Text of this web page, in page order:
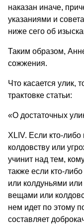
наказан иначе,
указаниями и
ниже сего об
Таким образом,
сожжения.
Что касается улик,
трактовке статьи:
«О достаточных
XLIV. Если кто-
колдовству или
учинит над тем,
также если кто-
или колдуньями
вещами или
нем идет по этому
составляет